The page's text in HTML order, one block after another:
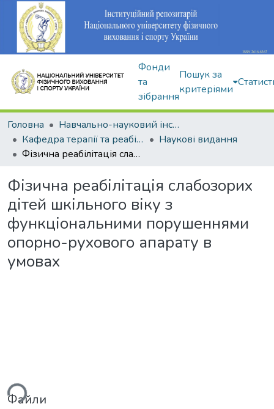
Фонди
та
зібрання
Пошук за
критеріями
Головна
Навчально-науковий інститут здоров'я, реабілітації та фізичного виховання
Кафедра терапії та реабілітації
Наукові видання
Фізична реабілітація слабозорих дітей шкільного віку з функціональними порушеннями опорно-рухового апарату в умовах
Фізична реабілітація слабозорих
дітей шкільного віку з
функціональними порушеннями
опорно-рухового апарату в
умовах
Файли